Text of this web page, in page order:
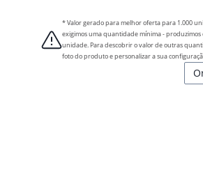
* Valor gerado para melhor oferta para 1.000
exigimos uma quantidade mínima - produzimos
unidade. Para descobrir o valor de outras
foto do produto e personalizar a sua